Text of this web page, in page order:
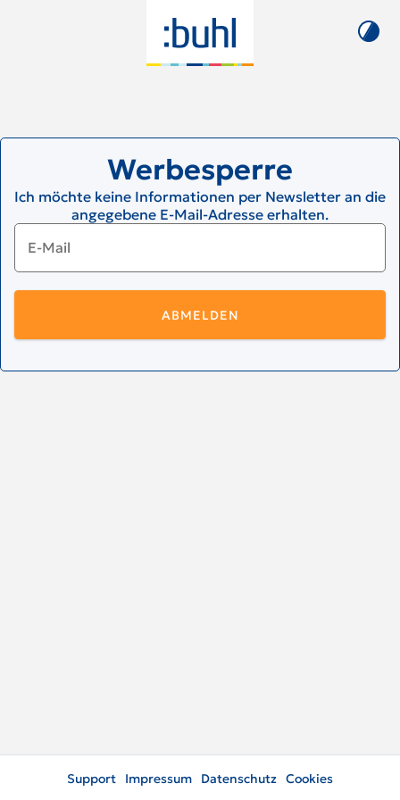
Werbesperre
Ich möchte keine Informationen per Newsletter an die
angegebene E-Mail-Adresse erhalten.
E-Mail
ABMELDEN
Support Impressum Datenschutz Cookies